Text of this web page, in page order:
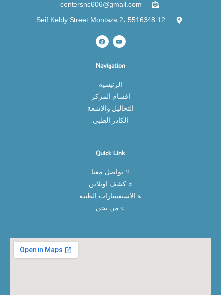
centersnc606@gmail.com
12 Seif Kebly Street Montaza 2، 5516348
Navigation
الرئيسية
اقسام المركز
التحاليل والاشعة
الكادر الطبي
Quick Link
تواصل معنا
كشف اونلاين
الاستفسارات الطبية
من نحن